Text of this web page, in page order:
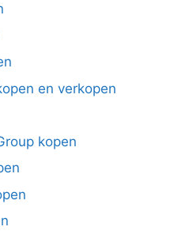
en verkopen
kopen